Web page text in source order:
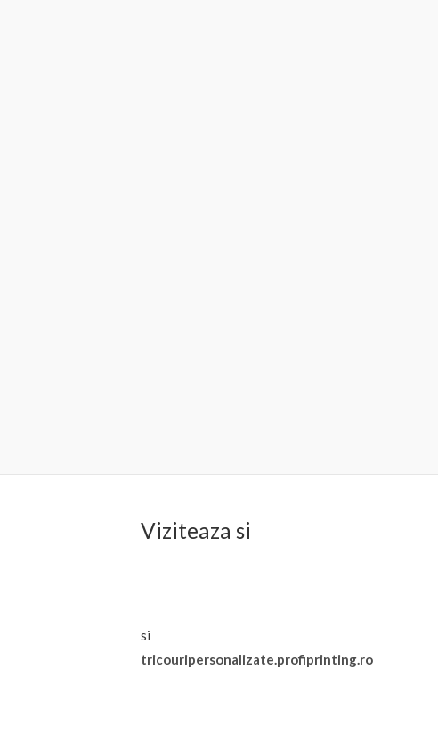
Viziteaza si
si
tricouripersonalizate.profiprinting.ro